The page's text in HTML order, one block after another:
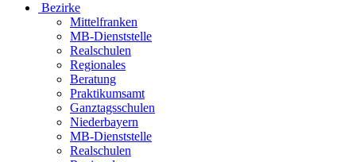
Bezirke
Mittelfranken
MB-Dienststelle
Realschulen
Regionales
Beratung
Praktikumsamt
Ganztagsschulen
Niederbayern
MB-Dienststelle
Realschulen